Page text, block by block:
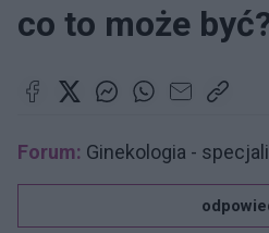
co to może
Forum: Ginekologia -